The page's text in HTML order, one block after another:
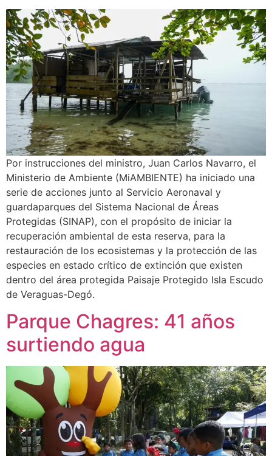
Por instrucciones del ministro, Juan Carlos Navarro, el
Ministerio de Ambiente (MiAMBIENTE) ha iniciado una
serie de acciones junto al Servicio Aeronaval y
guardaparques del Sistema Nacional de Áreas
Protegidas (SINAP), con el propósito de iniciar la
recuperación ambiental de esta reserva, para la
restauración de los ecosistemas y la protección de las
especies en estado crítico de extinción que existen
dentro del área protegida Paisaje Protegido Isla Escudo
de Veraguas-Degó.
Parque Chagres: 41 años
surtiendo agua